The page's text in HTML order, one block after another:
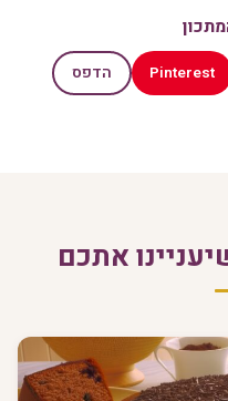
Pinterest הדפס
אתכם